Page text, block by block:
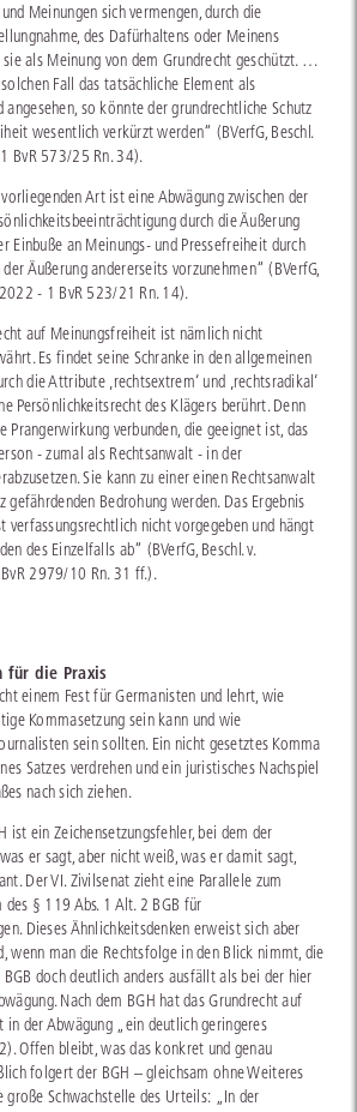
Meinungen sich vermengen, durch die
des Dafürhaltens oder Meinens
als Meinung von dem Grundrecht geschützt. …
Fall das tatsächliche Element als
angesehen, so könnte der grundrechtliche Schutz
wesentlich verkürzt werden“ (BVerfG, Beschl.
BvR 573/25 Rn. 34).
Art ist eine Abwägung zwischen der
durch die Äußerung
Einbuße an Meinungs- und Pressefreiheit durch
Äußerung andererseits vorzunehmen“ (BVerfG,
- 1 BvR 523/21 Rn. 14).
auf Meinungsfreiheit ist nämlich nicht
Es findet seine Schranke in den allgemeinen
die Attribute ‚rechtsextrem‘ und ‚rechtsradikal‘
Persönlichkeitsrecht des Klägers berührt. Denn
Prangerwirkung verbunden, die geeignet ist, das
- zumal als Rechtsanwalt - in der
Sie kann zu einer einen Rechtsanwalt
gefährdenden Bedrohung werden. Das Ergebnis
verfassungsrechtlich nicht vorgegeben und hängt
des Einzelfalls ab“ (BVerfG, Beschl. v.
2979/10 Rn. 31 ff.).
für die Praxis
einem Fest für Germanisten und lehrt, wie
Kommasetzung sein kann und wie
sein sollten. Ein nicht gesetztes Komma
Satzes verdrehen und ein juristisches Nachspiel
nach sich ziehen.
ist ein Zeichensetzungsfehler, bei dem der
er sagt, aber nicht weiß, was er damit sagt,
Der VI. Zivilsenat zieht eine Parallele zum
des § 119 Abs. 1 Alt. 2 BGB für
Dieses Ähnlichkeitsdenken erweist sich aber
wenn man die Rechtsfolge in den Blick nimmt, die
doch deutlich anders ausfällt als bei der hier
Nach dem BGH hat das Grundrecht auf
in der Abwägung „ein deutlich geringeres
Offen bleibt, was das konkret und genau
folgert der BGH – gleichsam ohne Weiteres
große Schwachstelle des Urteils: „In der